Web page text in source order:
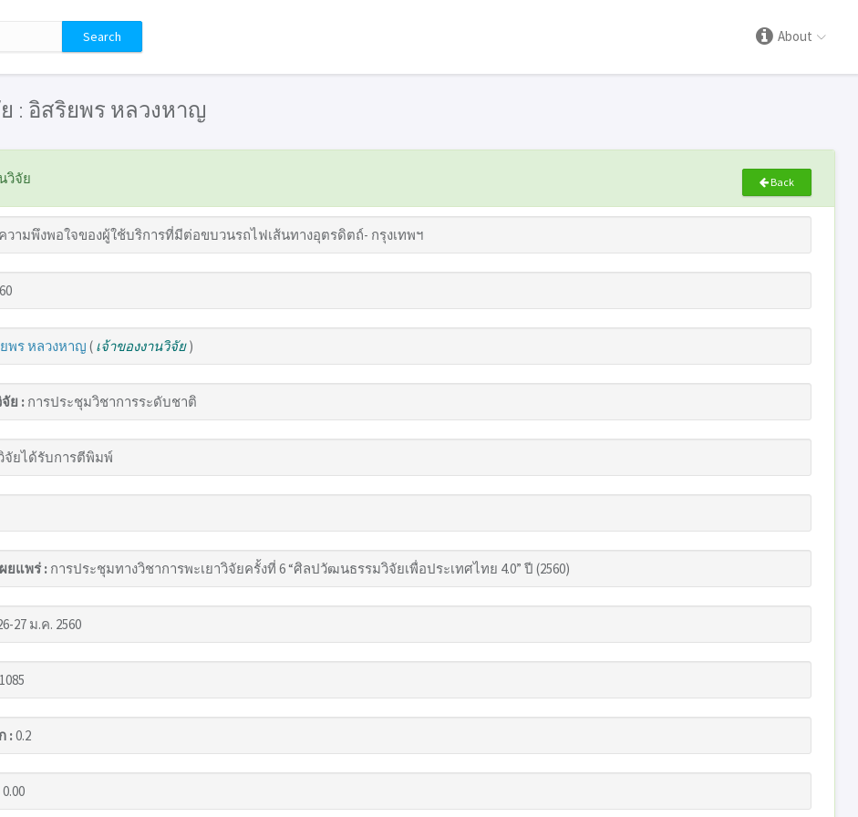
About
: อิสริยพร หลวงหาญ
วิจัย Back
ความพึงพอใจของผู้ใช้บริการที่มีต่อขบวนรถไฟเส้นทางอุตรดิตถ์- กรุงเทพฯ
พร หลวงหาญ ( เจ้าของงานวิจัย)
ย : การประชุมวิชาการระดับชาติ
จัยได้รับการตีพิมพ์
ยแพร่ : การประชุมทางวิชาการพะเยาวิจัยครั้งที่ 6 “ศิลปวัฒนธรรมวิจัยเพื่อประเทศไทย 4.0” ปี (2560)
27 ม.ค. 2560
:0.2
0.00